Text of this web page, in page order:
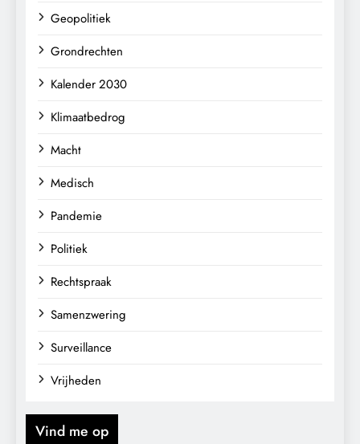
Geopolitiek
Grondrechten
Kalender 2030
Klimaatbedrog
Macht
Medisch
Pandemie
Politiek
Rechtspraak
Samenzwering
Surveillance
Vrijheden
Vind me op